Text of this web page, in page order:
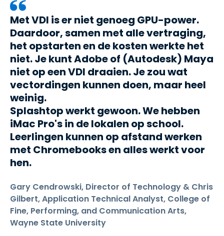
Met VDI is er niet genoeg GPU-power.
Daardoor, samen met alle vertraging,
het opstarten en de kosten werkte het
niet. Je kunt Adobe of (Autodesk) Maya
niet op een VDI draaien. Je zou wat
vectordingen kunnen doen, maar heel
weinig.
Splashtop werkt gewoon. We hebben
iMac Pro's in de lokalen op school.
Leerlingen kunnen op afstand werken
met Chromebooks en alles werkt voor
hen.
Gary Cendrowski, Director of Technology & Chris
Gilbert, Application Technical Analyst, College of
Fine, Performing, and Communication Arts,
Wayne State University